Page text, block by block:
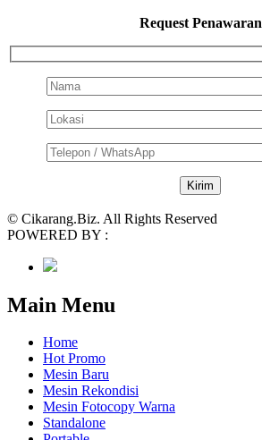
Request Penawaran
© Cikarang.Biz. All Rights Reserved
POWERED BY :
Main Menu
Home
Hot Promo
Mesin Baru
Mesin Rekondisi
Mesin Fotocopy Warna
Standalone